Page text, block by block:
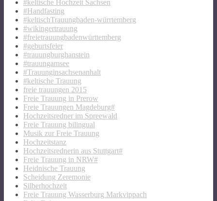
#keltische Hochzeit Sachsen
#Handfasting
#keltischTrauungbaden-würrtemberg
#wikingertrauung
#freietrauungbadenwürttemberg
#geburtsfeier
#trauungburghanstein
#trauungamsee
#Trauunginsachsenanhalt
#keltische Trauung
freie trauungen 2015
Freie Trauung in Prerow
Freie Trauungen Magdeburg#
Hochzeitsredner im Spreewald
Freie Trauung bilingual
Musik zur Freie Trauung
Hochzeitstanz
Hochzeitsrednerin aus Stuttgart#
Freie Trauung in NRW#
Heidnische Trauung
Scheidung Zeremonie
Silberhochzeit
Freie Trauung Wasserburg Markvippach